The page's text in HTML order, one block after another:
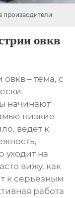
производители
овкв
овкв – тема, с
начинают
низкие
ведет к
уходит на
вижу, как
к серьезным
работа